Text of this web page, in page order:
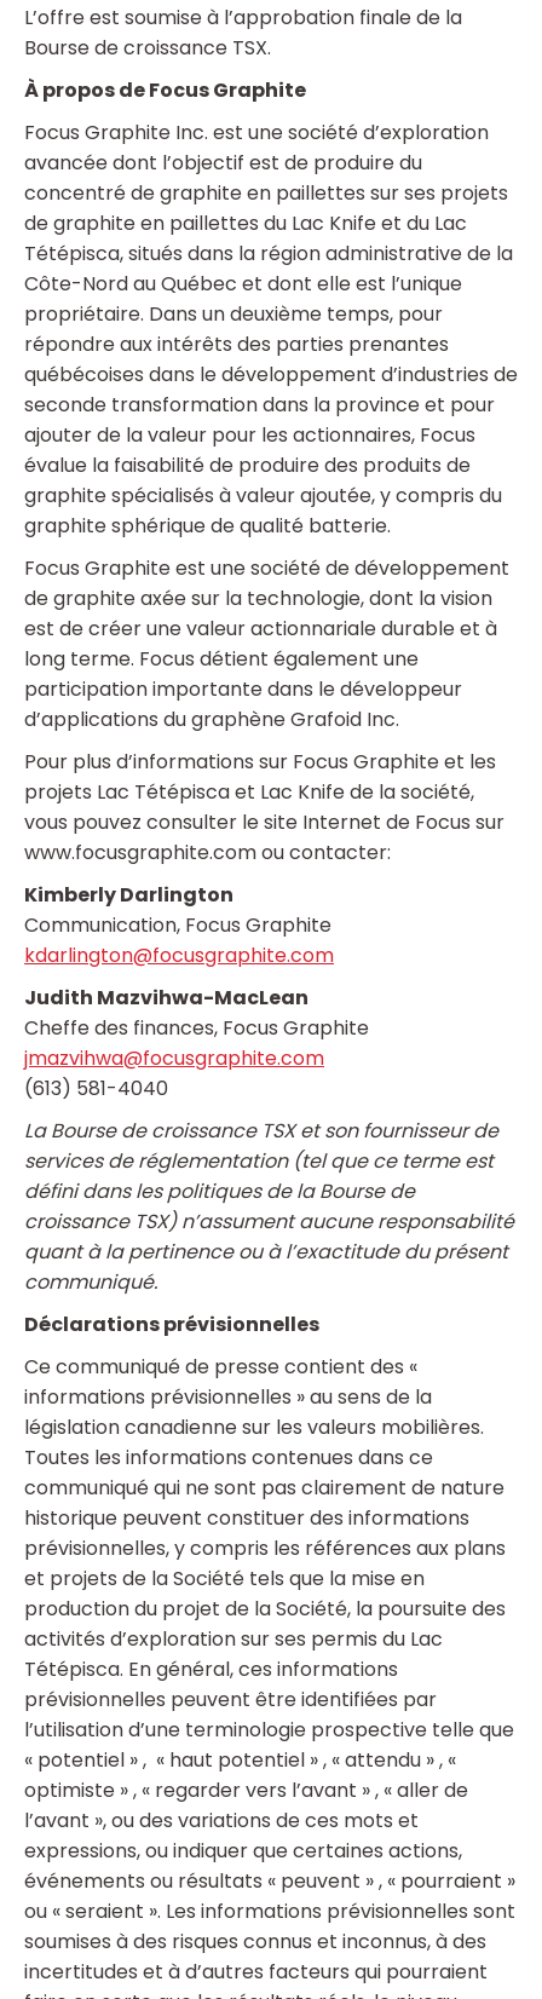
L’offre est soumise à l’approbation finale de la
Bourse de croissance TSX.
À propos de Focus Graphite
Focus Graphite Inc. est une société d’exploration
avancée dont l’objectif est de produire du
concentré de graphite en paillettes sur ses projets
de graphite en paillettes du Lac Knife et du Lac
Tétépisca, situés dans la région administrative de la
Côte-Nord au Québec et dont elle est l’unique
propriétaire. Dans un deuxième temps, pour
répondre aux intérêts des parties prenantes
québécoises dans le développement d’industries de
seconde transformation dans la province et pour
ajouter de la valeur pour les actionnaires, Focus
évalue la faisabilité de produire des produits de
graphite spécialisés à valeur ajoutée, y compris du
graphite sphérique de qualité batterie.
Focus Graphite est une société de développement
de graphite axée sur la technologie, dont la vision
est de créer une valeur actionnariale durable et à
long terme. Focus détient également une
participation importante dans le développeur
d’applications du graphène Grafoid Inc.
Pour plus d’informations sur Focus Graphite et les
projets Lac Tétépisca et Lac Knife de la société,
vous pouvez consulter le site Internet de Focus sur
www.focusgraphite.com ou contacter:
Kimberly Darlington
Communication, Focus Graphite
kdarlington@focusgraphite.com
Judith Mazvihwa-MacLean
Cheffe des finances, Focus Graphite
jmazvihwa@focusgraphite.com
(613) 581-4040
La Bourse de croissance TSX et son fournisseur de
services de réglementation (tel que ce terme est
défini dans les politiques de la Bourse de
croissance TSX) n’assument aucune responsabilité
quant à la pertinence ou à l’exactitude du présent
communiqué.
Déclarations prévisionnelles
Ce communiqué de presse contient des «
informations prévisionnelles » au sens de la
législation canadienne sur les valeurs mobilières.
Toutes les informations contenues dans ce
communiqué qui ne sont pas clairement de nature
historique peuvent constituer des informations
prévisionnelles, y compris les références aux plans
et projets de la Société tels que la mise en
production du projet de la Société, la poursuite des
activités d’exploration sur ses permis du Lac
Tétépisca. En général, ces informations
prévisionnelles peuvent être identifiées par
l’utilisation d’une terminologie prospective telle que
« potentiel » , « haut potentiel » , « attendu » , «
optimiste » , « regarder vers l’avant » , « aller de
l’avant », ou des variations de ces mots et
expressions, ou indiquer que certaines actions,
événements ou résultats « peuvent » , « pourraient »
ou « seraient ». Les informations prévisionnelles sont
soumises à des risques connus et inconnus, à des
incertitudes et à d’autres facteurs qui pourraient